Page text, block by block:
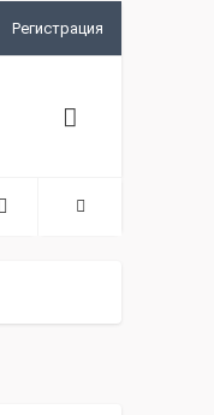
Регистрация